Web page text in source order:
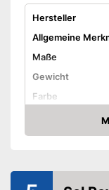
Hersteller
Allgemeine
Maße
Gewicht
Farbe
Zuggewicht
Amazon